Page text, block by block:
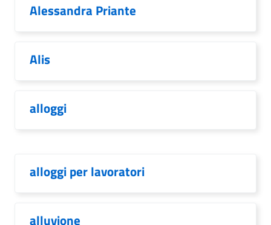
Alessandra Priante
Alis
alloggi
alloggi per lavoratori
alluvione